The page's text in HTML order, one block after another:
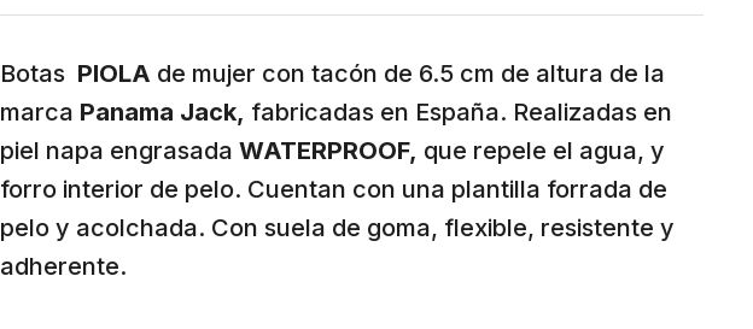
Botas PIOLA de mujer con tacón de 6.5 cm de altura de la
marca Panama Jack, fabricadas en España. Realizadas en
piel napa engrasada WATERPROOF, que repele el agua, y
forro interior de pelo. Cuentan con una plantilla forrada de
pelo y acolchada. Con suela de goma, flexible, resistente y
adherente.